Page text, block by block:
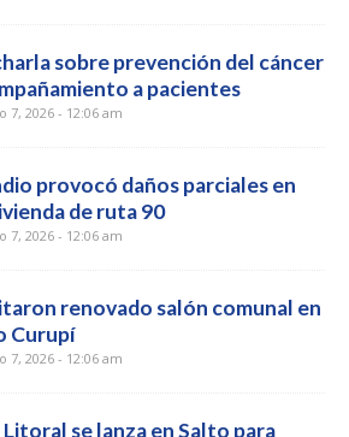
sobre prevención del cáncer
a pacientes
7, 2026 - 12:06 am
provocó daños parciales en
de ruta 90
7, 2026 - 12:06 am
renovado salón comunal en
Curupí
7, 2026 - 12:06 am
Litoral se lanza en Salto para